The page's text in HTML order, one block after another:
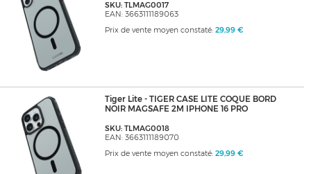
SKU: TLMAG0017
EAN: 3663111189063
Prix de vente moyen constaté: 29,99 €
Tiger Lite - TIGER CASE LITE COQUE BORD
NOIR MAGSAFE 2M IPHONE 16 PRO
SKU: TLMAG0018
EAN: 3663111189070
Prix de vente moyen constaté: 29,99 €